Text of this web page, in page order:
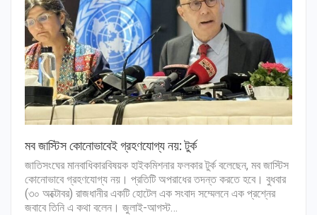
মব জাস্টিস কোনোভাবেই গ্রহণযোগ্য নয়: টুর্ক
জাতিসংঘের মানবাধিকারবিষয়ক হাইকমিশনার ফলকার টুর্ক বলেছেন, মব জাস্টিস
কোনোভাবে গ্রহণযোগ্য নয়। প্রতিটি অপরাধের তদন্ত করতে হবে। বুধবার
(৩০ অক্টোবর) রাজধানীর এক‌টি হোটেল এক সংবাদ সম্মেলনে এক প্রশ্নের
জবাবে তিনি এ কথা বলেন। জুলাই-আগস্ট…